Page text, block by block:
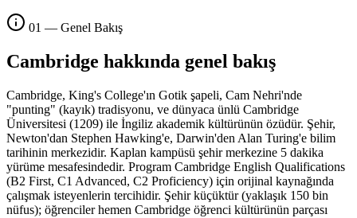
01 — Genel Bakış
Cambridge hakkında genel bakış
Cambridge, King's College'ın Gotik şapeli, Cam Nehri'nde
"punting" (kayık) tradisyonu, ve dünyaca ünlü Cambridge
Üniversitesi (1209) ile İngiliz akademik kültürünün özüdür. Şehir,
Newton'dan Stephen Hawking'e, Darwin'den Alan Turing'e bilim
tarihinin merkezidir. Kaplan kampüsü şehir merkezine 5 dakika
yürüme mesafesindedir. Program Cambridge English Qualifications
(B2 First, C1 Advanced, C2 Proficiency) için orijinal kaynağında
çalışmak isteyenlerin tercihidir. Şehir küçüktür (yaklaşık 150 bin
nüfus); öğrenciler hemen Cambridge öğrenci kültürünün parçası